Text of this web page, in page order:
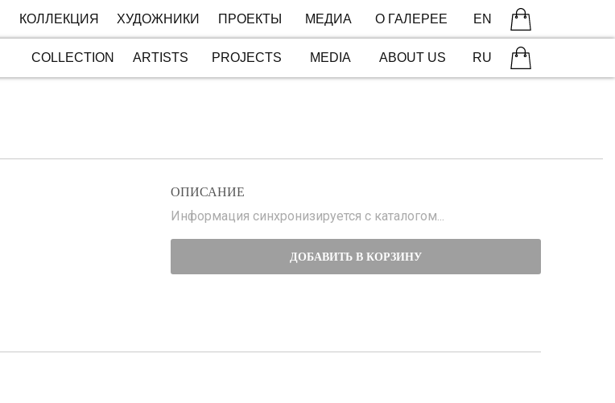
ПРОЕКТЫ
КОЛЛЕКЦИЯ ХУДОЖНИКИ МЕДИА EN
О ГАЛЕРЕЕ
PROJECTS
COLLECTION ARTISTS MEDIA RU
ABOUT US
ОПИСАНИЕ
Информация синхронизируется с каталогом...
ДОБАВИТЬ В КОРЗИНУ